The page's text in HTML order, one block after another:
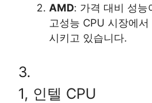
AMD: 가격 대비 성능
고성능 CPU 시장에
시키고 있습니다.
3.
1, 인텔 CPU